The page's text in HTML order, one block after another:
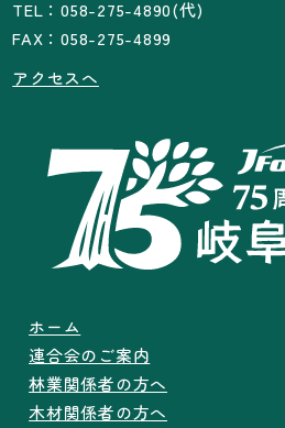
TEL：058-275-4890(代)
FAX：058-275-4899
アクセスへ
ホーム
連合会のご案内
林業関係者の方へ
木材関係者の方へ